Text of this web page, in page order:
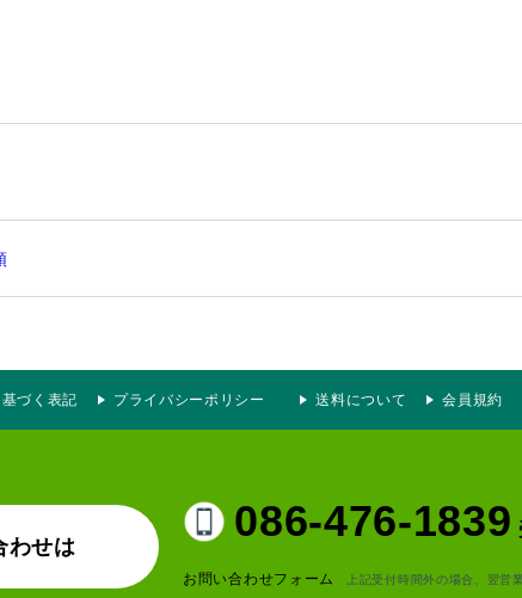
づく表記 プライバシーポリシー 送料について 会員規約
わせは
086-476-1839
お問い合わせフォーム 上記受付時間外の場合、翌営